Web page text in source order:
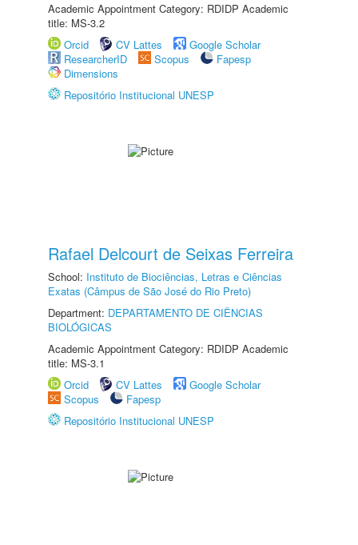
Academic Appointment Category: RDIDP Academic
title: MS-3.2
Orcid
CV Lattes
Google Scholar
ResearcherID
Scopus
Fapesp
Dimensions
Repositório Institucional UNESP
Rafael Delcourt de Seixas Ferreira
School: Instituto de Biociências, Letras e Ciências
Exatas (Câmpus de São José do Rio Preto)
Department: DEPARTAMENTO DE CIÊNCIAS
BIOLÓGICAS
Academic Appointment Category: RDIDP Academic
title: MS-3.1
Orcid
CV Lattes
Google Scholar
Scopus
Fapesp
Repositório Institucional UNESP